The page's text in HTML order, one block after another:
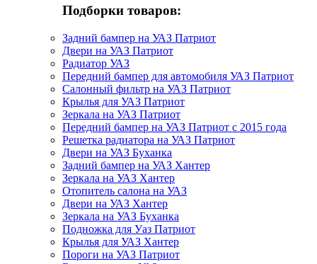
Подборки товаров:
Задний бампер на УАЗ Патриот
Двери на УАЗ Патриот
Радиатор УАЗ
Передний бампер для автомобиля УАЗ Патриот
Салонный фильтр на УАЗ Патриот
Крылья для УАЗ Патриот
Зеркала на УАЗ Патриот
Передний бампер на УАЗ Патриот с 2015 года
Решетка радиатора на УАЗ Патриот
Двери на УАЗ Буханка
Задний бампер на УАЗ Хантер
Зеркала на УАЗ Хантер
Отопитель салона на УАЗ
Двери на УАЗ Хантер
Зеркала на УАЗ Буханка
Подножка для Уаз Патриот
Крылья для УАЗ Хантер
Пороги на УАЗ Патриот